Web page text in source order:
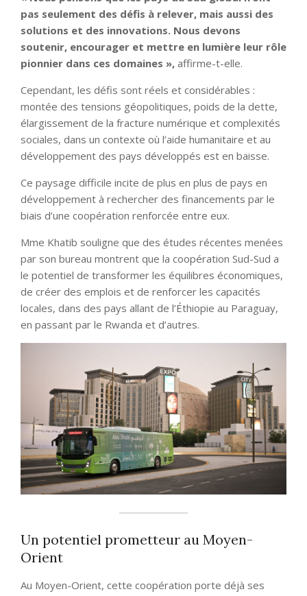
pas seulement des défis à relever, mais aussi des
solutions et des innovations. Nous devons
soutenir, encourager et mettre en lumière leur rôle
pionnier dans ces domaines », affirme-t-elle.
Cependant, les défis sont réels et considérables :
montée des tensions géopolitiques, poids de la dette,
élargissement de la fracture numérique et complexités
sociales, dans un contexte où l’aide humanitaire et au
développement des pays développés est en baisse.
Ce paysage difficile incite de plus en plus de pays en
développement à rechercher des financements par le
biais d’une coopération renforcée entre eux.
Mme Khatib souligne que des études récentes menées
par son bureau montrent que la coopération Sud-Sud a
le potentiel de transformer les équilibres économiques,
de créer des emplois et de renforcer les capacités
locales, dans des pays allant de l’Éthiopie au Paraguay,
en passant par le Rwanda et d’autres.
Un potentiel prometteur au Moyen-
Orient
Au Moyen-Orient, cette coopération porte déjà ses